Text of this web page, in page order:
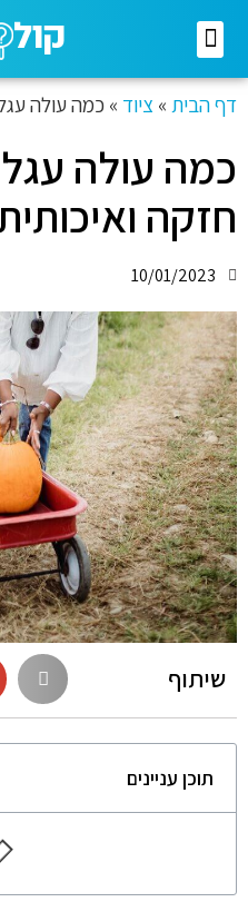
דף הבית » ציוד » כמה עולה
כמה עולה
חזקה
10/01/2023
שיתוף
תוכן עניינים